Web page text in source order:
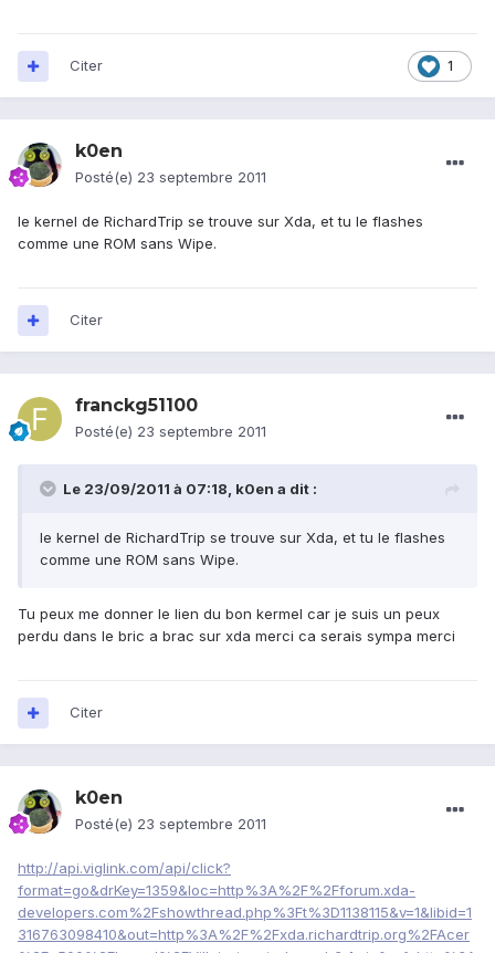
1
Citer
k0en
Posté(e) 23 septembre 2011
le kernel de RichardTrip se trouve sur Xda, et tu le flashes
comme une ROM sans Wipe.
Citer
franckg51100
Posté(e) 23 septembre 2011
Le 23/09/2011 à 07:18, k0en a dit :
le kernel de RichardTrip se trouve sur Xda, et tu le flashes
comme une ROM sans Wipe.
Tu peux me donner le lien du bon kermel car je suis un peux
perdu dans le bric a brac sur xda merci ca serais sympa merci
Citer
k0en
Posté(e) 23 septembre 2011
http://api.viglink.com/api/click?
format=go&drKey=1359&loc=http%3A%2F%2Fforum.xda-
developers.com%2Fshowthread.php%3Ft%3D1138115&v=1&libid=1
316763098410&out=http%3A%2F%2Fxda.richardtrip.org%2FAcer